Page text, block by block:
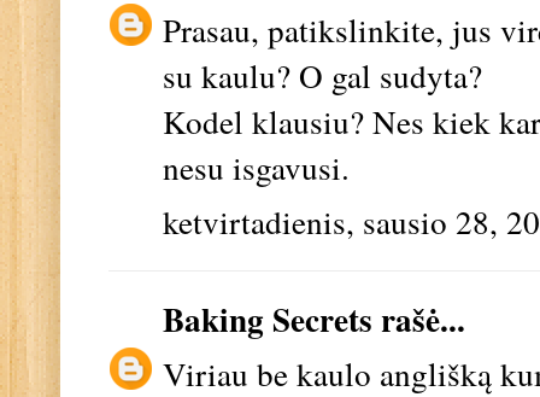
Prasau, patikslinkite, jus
su kaulu? O gal sudyta?
Kodel klausiu? Nes kiek
nesu isgavusi.
ketvirtadienis, sausio 28,
Baking Secrets rašė...
Viriau be kaulo anglišką